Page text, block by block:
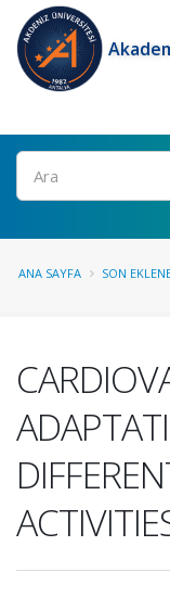
Ara
ANA SAYFA SON